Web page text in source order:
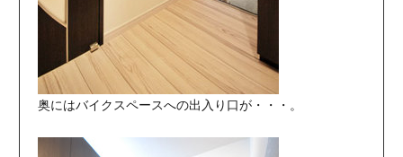
奥にはバイクスペースへの出入り口が・・・。